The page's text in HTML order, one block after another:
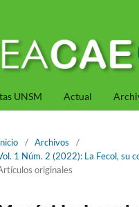
UNSM Actual
/ Archivos
/
1 Núm. 2 (2022): La Fecol, su
originales